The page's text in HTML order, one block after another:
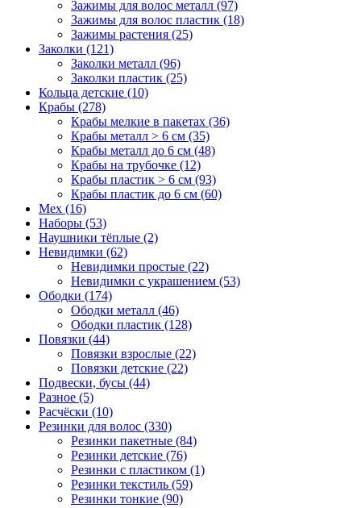
Зажимы для волос металл (97)
Зажимы для волос пластик (18)
Зажимы растения (25)
Заколки (121)
Заколки металл (96)
Заколки пластик (25)
Кольца детские (10)
Крабы (278)
Крабы мелкие в пакетах (36)
Крабы металл > 6 см (35)
Крабы металл до 6 см (48)
Крабы на трубочке (12)
Крабы пластик > 6 см (93)
Крабы пластик до 6 см (60)
Мех (16)
Наборы (53)
Наушники тёплые (2)
Невидимки (62)
Невидимки простые (22)
Невидимки с украшением (53)
Ободки (174)
Ободки металл (46)
Ободки пластик (128)
Повязки (44)
Повязки взрослые (22)
Повязки детские (22)
Подвески, бусы (44)
Разное (5)
Расчёски (10)
Резинки для волос (330)
Резинки пакетные (84)
Резинки детские (76)
Резинки с пластиком (1)
Резинки текстиль (59)
Резинки тонкие (90)